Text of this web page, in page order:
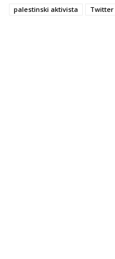
palestinski aktivista
Twitter